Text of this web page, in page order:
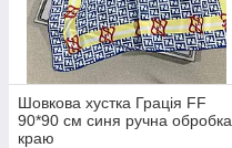
Шовкова хустка Грація FF
90*90 см синя ручна обробка
краю